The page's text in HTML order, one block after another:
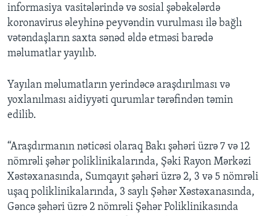
informasiya vasitələrində və sosial şəbəkələrdə
koronavirus əleyhinə peyvəndin vurulması ilə bağlı
vətəndaşların saxta sənəd əldə etməsi barədə
məlumatlar yayılıb.
Yayılan məlumatların yerindəcə araşdırılması və
yoxlanılması aidiyyəti qurumlar tərəfindən təmin
edilib.
“Araşdırmanın nəticəsi olaraq Bakı şəhəri üzrə 7 və 12
nömrəli şəhər poliklinikalarında, Şəki Rayon Mərkəzi
Xəstəxanasında, Sumqayıt şəhəri üzrə 2, 3 və 5 nömrəli
uşaq poliklinikalarında, 3 saylı Şəhər Xəstəxanasında,
Gəncə şəhəri üzrə 2 nömrəli Şəhər Poliklinikasında